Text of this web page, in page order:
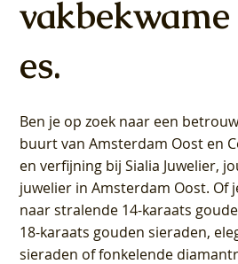
es.
Ben je op zoek naar een
buurt van Amsterdam Oost en
en verfijning bij Sialia Juwelier,
juwelier in Amsterdam Oost. Of
naar stralende 14-karaats
18-karaats gouden sieraden,
sieraden of fonkelende